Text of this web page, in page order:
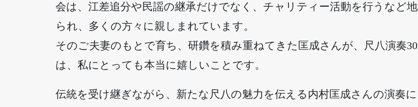
会は、江差追分や民謡の継承だけでなく、チャリティー活動を行うなど
られ、多くの方々に親しまれています。
そのご夫妻のもとで育ち、研鑽を積み重ねてきた匡成さんが、尺八演奏
は、私にとっても本当に嬉しいことです。
伝統を受け継ぎながら、新たな尺八の魅力を伝える内村匡成さんの演奏